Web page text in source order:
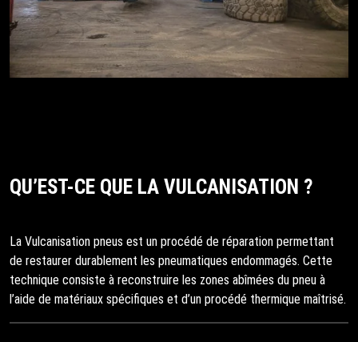
QU’EST-CE QUE LA VULCANISATION ?
La Vulcanisation pneus est un procédé de réparation permettant
de restaurer durablement les pneumatiques endommagés. Cette
technique consiste à reconstruire les zones abîmées du pneu à
l’aide de matériaux spécifiques et d’un procédé thermique maîtrisé.